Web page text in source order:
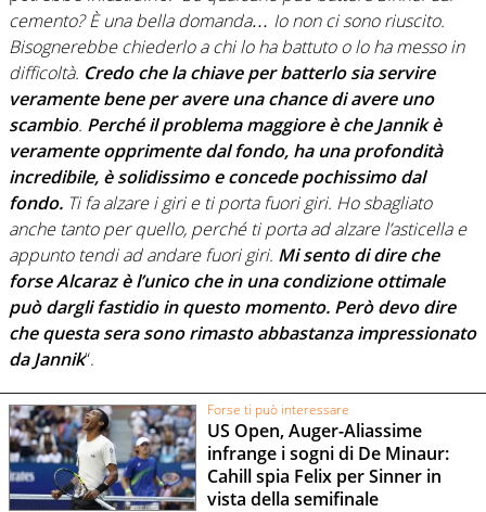
cemento? È una bella domanda… Io non ci sono riuscito.
Bisognerebbe chiederlo a chi lo ha battuto o lo ha messo in
difficoltà. Credo che la chiave per batterlo sia servire
veramente bene per avere una chance di avere uno
scambio. Perché il problema maggiore è che Jannik è
veramente opprimente dal fondo, ha una profondità
incredibile, è solidissimo e concede pochissimo dal
fondo. Ti fa alzare i giri e ti porta fuori giri. Ho sbagliato
anche tanto per quello, perché ti porta ad alzare l’asticella e
appunto tendi ad andare fuori giri. Mi sento di dire che
forse Alcaraz è l’unico che in una condizione ottimale
può dargli fastidio in questo momento. Però devo dire
che questa sera sono rimasto abbastanza impressionato
da Jannik“.
Forse ti può interessare
US Open, Auger-Aliassime
infrange i sogni di De Minaur:
Cahill spia Felix per Sinner in
vista della semifinale